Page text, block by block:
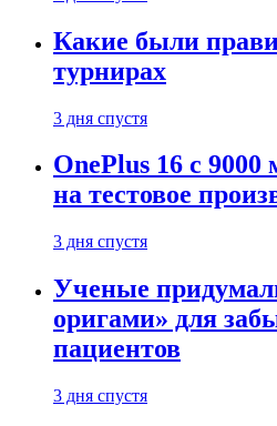
Какие были
турнирах
3 дня спустя
OnePlus 16 с
на тестовое
3 дня спустя
Ученые
оригами» для
пациентов
3 дня спустя